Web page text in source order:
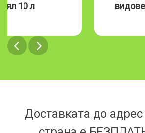
бял 10 л
Доставката до